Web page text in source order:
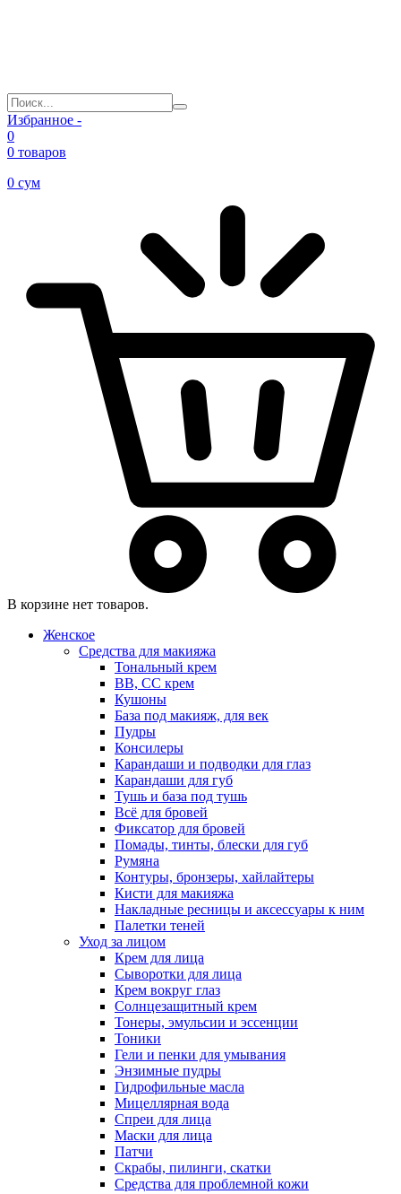
Избранное -
0
0 товаров
0 сум
В корзине нет товаров.
Женское
Средства для макияжа
Тональный крем
BB, CC крем
Кушоны
База под макияж, для век
Пудры
Консилеры
Карандаши и подводки для глаз
Карандаши для губ
Тушь и база под тушь
Всё для бровей
Фиксатор для бровей
Помады, тинты, блески для губ
Румяна
Контуры, бронзеры, хайлайтеры
Кисти для макияжа
Накладные ресницы и аксессуары к ним
Палетки теней
Уход за лицом
Крем для лица
Сыворотки для лица
Крем вокруг глаз
Солнцезащитный крем
Тонеры, эмульсии и эссенции
Тоники
Гели и пенки для умывания
Энзимные пудры
Гидрофильные масла
Мицеллярная вода
Спреи для лица
Маски для лица
Патчи
Скрабы, пилинги, скатки
Средства для проблемной кожи